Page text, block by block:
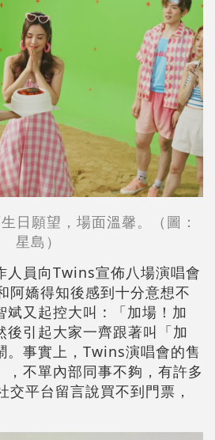
日願望，場面溫馨。（圖：
星島 ）
人員向Twins宣佈八場演唱會
阿嬌得知後感到十分意想不
斌又起控大叫 : 「加場！加
後引起大家一齊跟著叫「加
。事實上，Twins演唱會的售
，不單內部同事不夠，有許多
交平台留言說買不到門票，